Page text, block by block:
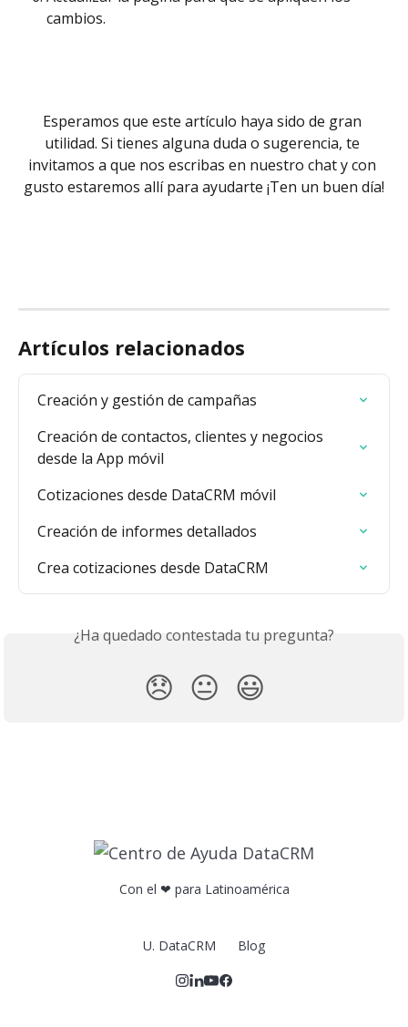
cambios.
Esperamos que este artículo haya sido de gran
utilidad. Si tienes alguna duda o sugerencia, te
invitamos a que nos escribas en nuestro chat y con
gusto estaremos allí para ayudarte ¡Ten un buen día!
Artículos relacionados
Creación y gestión de campañas
Creación de contactos, clientes y negocios
desde la App móvil
Cotizaciones desde DataCRM móvil
Creación de informes detallados
Crea cotizaciones desde DataCRM
¿Ha quedado contestada tu pregunta?
😞 😐 😃
Con el ❤ para Latinoamérica
U. DataCRM Blog